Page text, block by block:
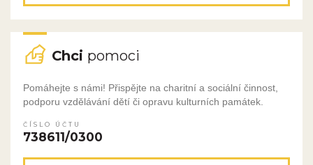
Chci pomoci
Pomáhejte s námi! Přispějte na charitní a sociální činnost,
podporu vzdělávání dětí či opravu kulturních památek.
ČÍSLO ÚČTU
738611/0300